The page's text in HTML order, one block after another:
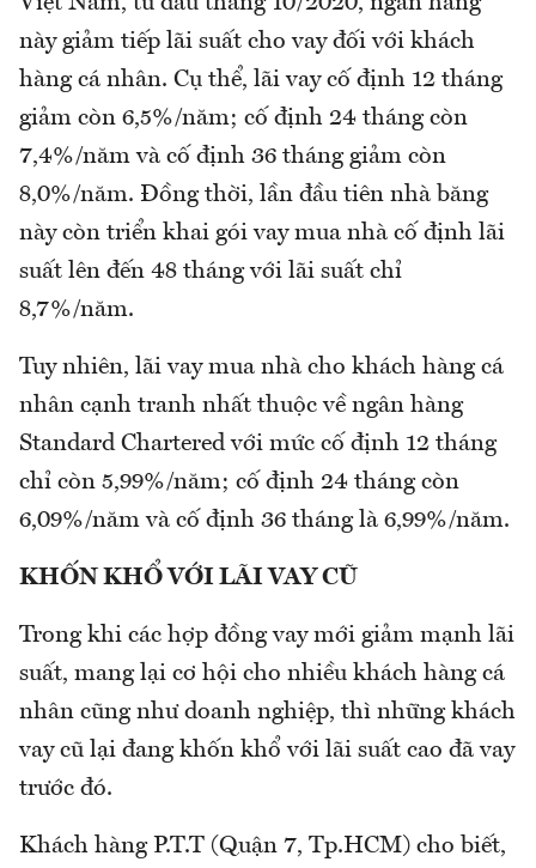
này giảm tiếp lãi suất cho vay đối với khách
hàng cá nhân. Cụ thể, lãi vay cố định 12 tháng
giảm còn 6,5%/năm; cố định 24 tháng còn
7,4%/năm và cố định 36 tháng giảm còn
8,0%/năm. Đồng thời, lần đầu tiên nhà băng
này còn triển khai gói vay mua nhà cố định lãi
suất lên đến 48 tháng với lãi suất chỉ
8,7%/năm.
Tuy nhiên, lãi vay mua nhà cho khách hàng cá
nhân cạnh tranh nhất thuộc về ngân hàng
Standard Chartered với mức cố định 12 tháng
chỉ còn 5,99%/năm; cố định 24 tháng còn
6,09%/năm và cố định 36 tháng là 6,99%/năm.
KHỐN KHỔ VỚI LÃI VAY CŨ
Trong khi các hợp đồng vay mới giảm mạnh lãi
suất, mang lại cơ hội cho nhiều khách hàng cá
nhân cũng như doanh nghiệp, thì những khách
vay cũ lại đang khốn khổ với lãi suất cao đã vay
trước đó.
Khách hàng P.T.T (Quận 7, Tp.HCM) cho biết,